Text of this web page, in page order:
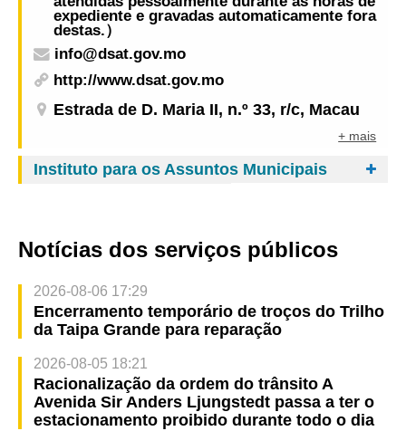
expediente e gravadas automaticamente fora
destas.）
info@dsat.gov.mo
http://www.dsat.gov.mo
Estrada de D. Maria II, n.º 33, r/c, Macau
+ mais
Instituto para os Assuntos Municipais
Notícias dos serviços públicos
2026-08-06 17:29
Encerramento temporário de troços do Trilho
da Taipa Grande para reparação
2026-08-05 18:21
Racionalização da ordem do trânsito A
Avenida Sir Anders Ljungstedt passa a ter o
estacionamento proibido durante todo o dia